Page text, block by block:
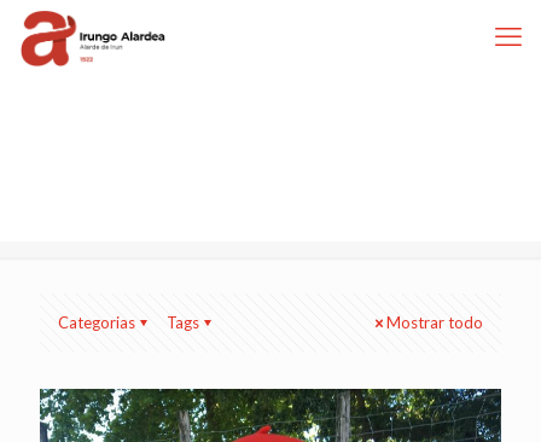
Categorias Tags Mostrar todo